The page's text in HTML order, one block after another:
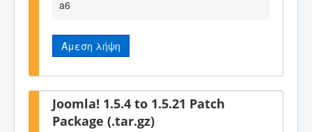
a6
Άμεση λήψη
Joomla! 1.5.4 to 1.5.21 Patch
Package (.tar.gz)